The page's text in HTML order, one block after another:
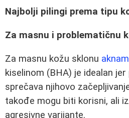
Najbolji pilingi prema tipu
Za masnu i problematičnu
Za masnu kožu sklonu
kiselinom (BHA) je idealan
sprečava njihovo
takođe mogu biti korisni, ali
agresivne varijante.